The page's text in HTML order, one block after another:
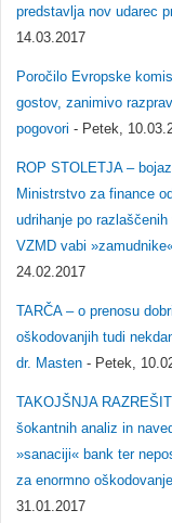
predstavlja nov udarec
14.03.2017
Poročilo Evropske
gostov, zanimivo
pogovori - Petek,
ROP STOLETJA –
Ministrstvo za finance
udrihanje po
VZMD vabi
24.02.2017
TARČA – o prenosu
oškodovanjih tudi
dr. Masten - Petek,
TAKOJŠNJA
šokantnih analiz in
»sanaciji« bank ter
za enormno
31.01.2017